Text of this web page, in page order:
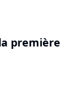
première